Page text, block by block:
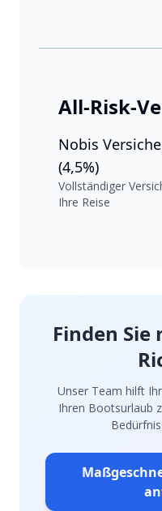
All-Risk-
Nobis
(4,5%)
Vollständiger
Ihre Reise
Finden Sie
Unser Team hilft
Ihren Bootsurlaub